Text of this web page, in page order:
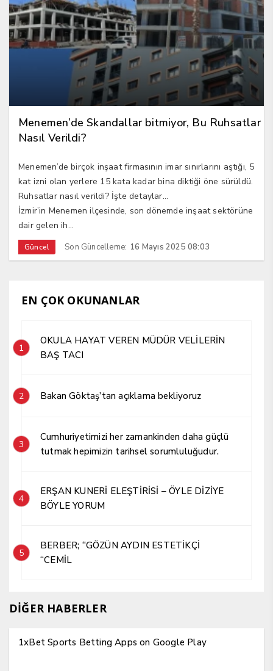
Menemen’de Skandallar bitmiyor, Bu Ruhsatlar
Nasıl Verildi?
Menemen’de birçok inşaat firmasının imar sınırlarını aştığı, 5
kat izni olan yerlere 15 kata kadar bina diktiği öne sürüldü.
Ruhsatlar nasıl verildi? İşte detaylar…
İzmir’in Menemen ilçesinde, son dönemde inşaat sektörüne
dair gelen ih...
Güncel Son Güncelleme: 16 Mayıs 2025 08:03
EN ÇOK OKUNANLAR
1
OKULA HAYAT VEREN MÜDÜR VELİLERİN
BAŞ TACI
2 Bakan Göktaş’tan açıklama bekliyoruz
3
Cumhuriyetimizi her zamankinden daha güçlü
tutmak hepimizin tarihsel sorumluluğudur.
4
ERŞAN KUNERİ ELEŞTİRİSİ – ÖYLE DİZİYE
BÖYLE YORUM
5
BERBER; “GÖZÜN AYDIN ESTETİKÇİ
“CEMİL
DİĞER HABERLER
1xBet Sports Betting Apps on Google Play